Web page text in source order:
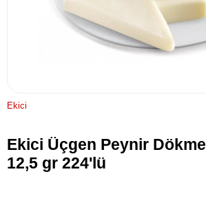
Ekici
Ekici Üçgen Peynir Dökme
12,5 gr 224'lü